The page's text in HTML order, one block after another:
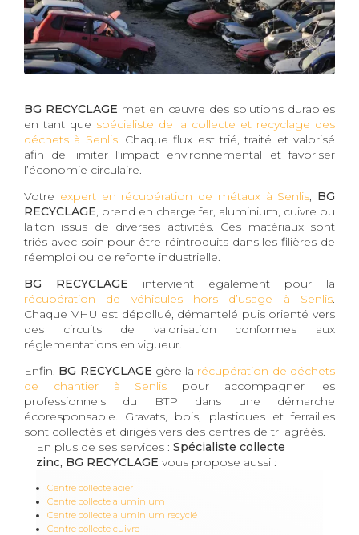
BG RECYCLAGE met en œuvre des solutions durables
en tant que spécialiste de la collecte et recyclage des
déchets à Senlis. Chaque flux est trié, traité et valorisé
afin de limiter l’impact environnemental et favoriser
l’économie circulaire.
Votre expert en récupération de métaux à Senlis, BG
RECYCLAGE, prend en charge fer, aluminium, cuivre ou
laiton issus de diverses activités. Ces matériaux sont
triés avec soin pour être réintroduits dans les filières de
réemploi ou de refonte industrielle.
BG RECYCLAGE intervient également pour la
récupération de véhicules hors d’usage à Senlis.
Chaque VHU est dépollué, démantelé puis orienté vers
des circuits de valorisation conformes aux
réglementations en vigueur.
Enfin, BG RECYCLAGE gère la récupération de déchets
de chantier à Senlis pour accompagner les
professionnels du BTP dans une démarche
écoresponsable. Gravats, bois, plastiques et ferrailles
sont collectés et dirigés vers des centres de tri agréés.
En plus de ses services : Spécialiste collecte
zinc, BG RECYCLAGE vous propose aussi :
Centre collecte acier
Centre collecte aluminium
Centre collecte aluminium recyclé
Centre collecte cuivre